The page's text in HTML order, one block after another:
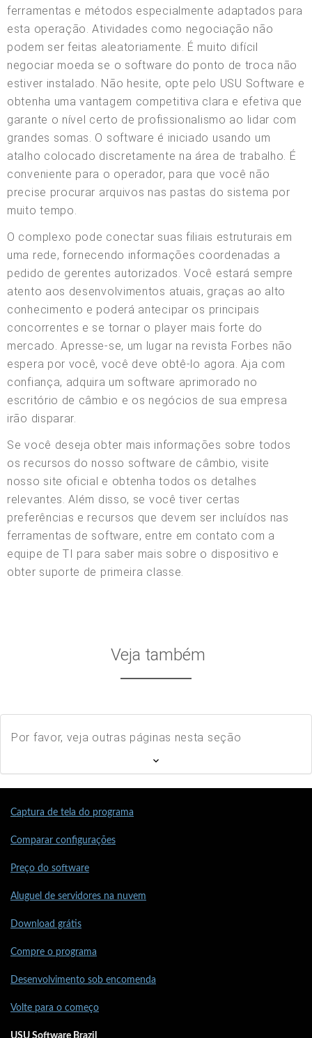
ferramentas e métodos especialmente adaptados para
esta operação. Atividades como negociação não
podem ser feitas aleatoriamente. É muito difícil
negociar moeda se o software do ponto de troca não
estiver instalado. Não hesite, opte pelo USU Software e
obtenha uma vantagem competitiva clara e efetiva que
garante o nível certo de profissionalismo ao lidar com
grandes somas. O software é iniciado usando um
atalho colocado discretamente na área de trabalho. É
conveniente para o operador, para que você não
precise procurar arquivos nas pastas do sistema por
muito tempo.
O complexo pode conectar suas filiais estruturais em
uma rede, fornecendo informações coordenadas a
pedido de gerentes autorizados. Você estará sempre
atento aos desenvolvimentos atuais, graças ao alto
conhecimento e poderá antecipar os principais
concorrentes e se tornar o player mais forte do
mercado. Apresse-se, um lugar na revista Forbes não
espera por você, você deve obtê-lo agora. Aja com
confiança, adquira um software aprimorado no
escritório de câmbio e os negócios de sua empresa
irão disparar.
Se você deseja obter mais informações sobre todos
os recursos do nosso software de câmbio, visite
nosso site oficial e obtenha todos os detalhes
relevantes. Além disso, se você tiver certas
preferências e recursos que devem ser incluídos nas
ferramentas de software, entre em contato com a
equipe de TI para saber mais sobre o dispositivo e
obter suporte de primeira classe.
Veja também
Por favor, veja outras páginas nesta seção
Captura de tela do programa
Comparar configurações
Preço do software
Aluguel de servidores na nuvem
Download grátis
Compre o programa
Desenvolvimento sob encomenda
Volte para o começo
USU Software Brazil